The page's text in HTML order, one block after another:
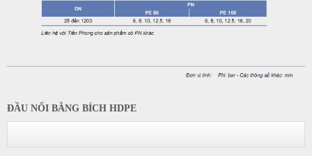
ĐẦU NỐI BẰNG BÍCH HDPE